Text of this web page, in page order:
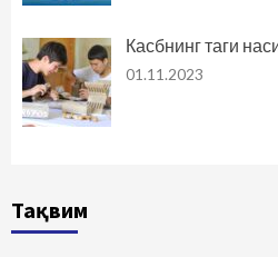
Касбнинг таги
01.11.2023
Тақвим